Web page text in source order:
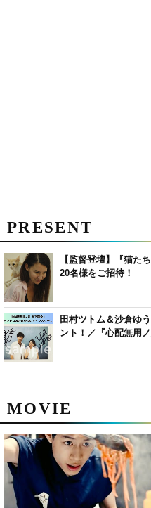
MOVIE
PRESENT
【監督登壇】『猫た
20名様をご招待！
田村ツトム＆沙倉ゆ
ント！／『心配無用